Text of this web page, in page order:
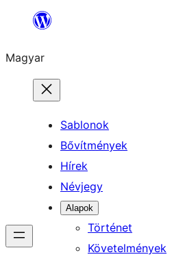
Ugrás
tartalomhoz
Magyar
Sablonok
Bővítmények
Hírek
Névjegy
Alapok
Történet
Követelmények